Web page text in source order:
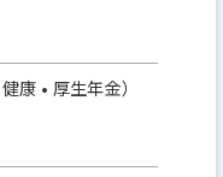
康 • 厚生年金）